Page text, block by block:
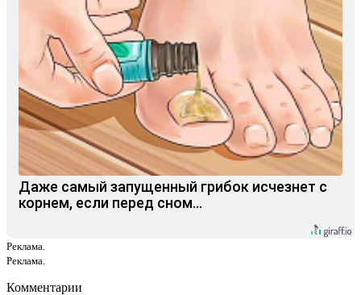
Даже самый запущенный грибок исчезнет с
корнем, если перед сном…
Реклама.
Реклама.
Комментарии